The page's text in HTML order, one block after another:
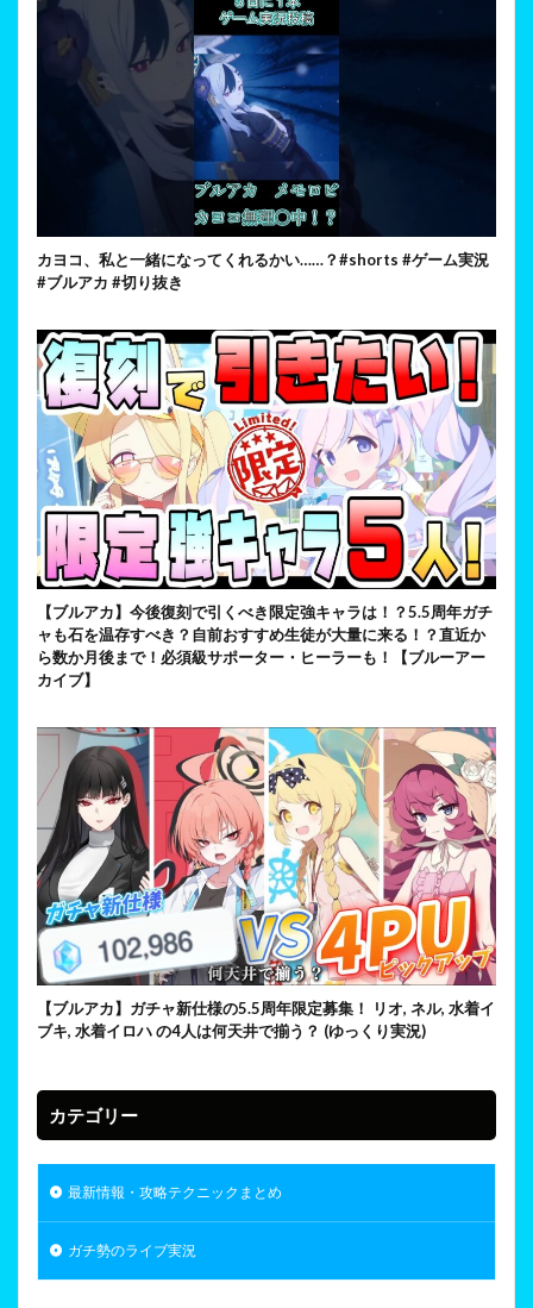
カヨコ、私と一緒になってくれるかい……？#shorts #ゲーム実況
#ブルアカ #切り抜き
【ブルアカ】今後復刻で引くべき限定強キャラは！？5.5周年ガチ
ャも石を温存すべき？自前おすすめ生徒が大量に来る！？直近か
ら数か月後まで！必須級サポーター・ヒーラーも！【ブルーアー
カイブ】
【ブルアカ】ガチャ新仕様の5.5周年限定募集！ リオ, ネル, 水着イ
ブキ, 水着イロハ の4人は何天井で揃う？ (ゆっくり実況)
カテゴリー
最新情報・攻略テクニックまとめ
ガチ勢のライブ実況